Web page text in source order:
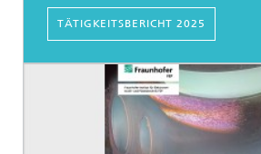
TÄTIGKEITSBERICHT 2025